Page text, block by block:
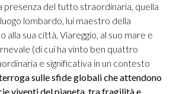
presenza del tutto straordinaria, quella
lombardo, lui maestro della
alla sua città, Viareggio, al suo mare e
(di cui ha vinto ben quattro
e significativa in un contesto
sulle sfide globali che attendono
viventi del pianeta, tra fragilità e